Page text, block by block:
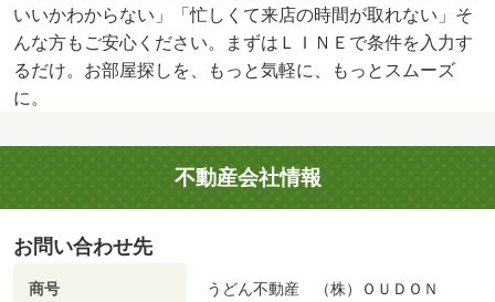
いいかわからない」「忙しくて来店の時間が取れない」そ
んな方もご安心ください。まずはＬＩＮＥで条件を入力す
るだけ。お部屋探しを、もっと気軽に、もっとスムーズ
に。
不動産会社情報
お問い合わせ先
商号 うどん不動産 （株）ＯＵＤＯＮ